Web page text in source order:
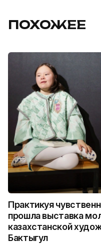
ПОХОЖЕЕ
Практикуя
прошла выставка
казахстанской
Бактыгул